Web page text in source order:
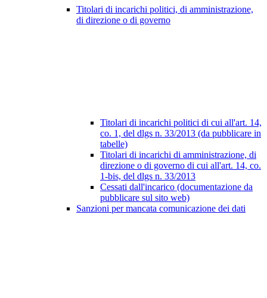
Titolari di incarichi politici, di amministrazione,
di direzione o di governo
Titolari di incarichi politici di cui all'art. 14,
co. 1, del dlgs n. 33/2013 (da pubblicare in
tabelle)
Titolari di incarichi di amministrazione, di
direzione o di governo di cui all'art. 14, co.
1-bis, del dlgs n. 33/2013
Cessati dall'incarico (documentazione da
pubblicare sul sito web)
Sanzioni per mancata comunicazione dei dati